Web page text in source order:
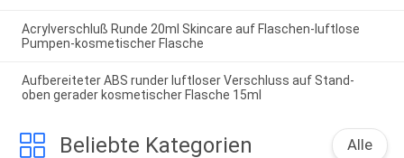
Acrylverschluß Runde 20ml Skincare auf Flaschen-luftlose
Pumpen-kosmetischer Flasche
Aufbereiteter ABS runder luftloser Verschluss auf Stand-
oben gerader kosmetischer Flasche 15ml
Beliebte Kategorien Alle